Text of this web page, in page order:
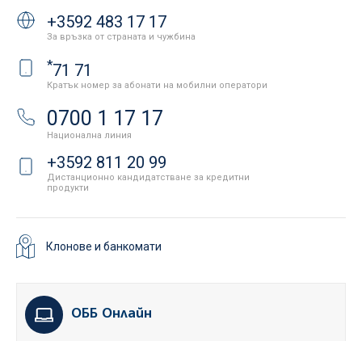
+3592 483 17 17
За връзка от страната и чужбина
*71 71
Кратък номер за абонати на мобилни оператори
0700 1 17 17
Национална линия
+3592 811 20 99
Дистанционно кандидатстване за кредитни
продукти
Клонове и банкомати
ОББ Онлайн